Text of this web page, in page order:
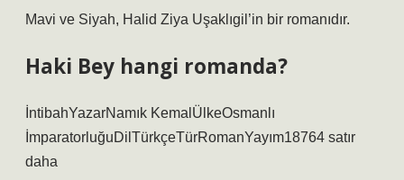
Mavi ve Siyah, Halid Ziya Uşaklıgil’in bir romanıdır.
Haki Bey hangi romanda?
İntibahYazarNamık KemalÜlkeOsmanlı
İmparatorluğuDilTürkçeTürRomanYayım18764 satır
daha